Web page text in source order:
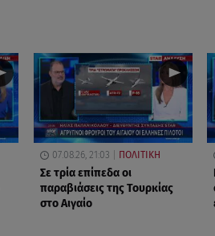
07.08.26, 21:03 ΠΟΛΙΤΙΚΗ
Σε τρία επίπεδα οι
παραβιάσεις της Τουρκίας
στο Αιγαίο